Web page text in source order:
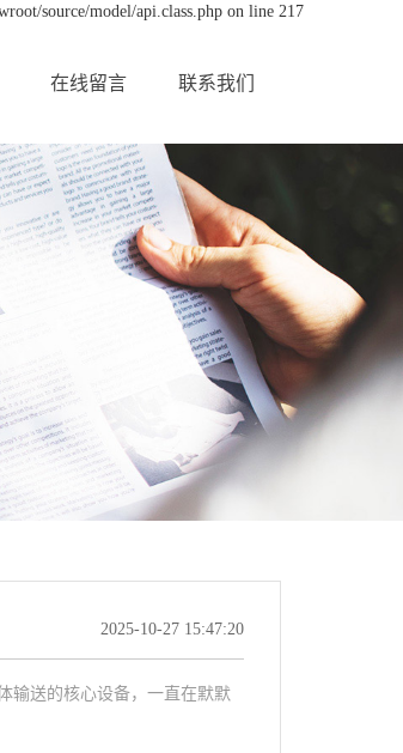
source/model/api.class.php on line 217
在线留言 联系我们
2025-10-27 15:47:20
输送的核心设备，一直在默默